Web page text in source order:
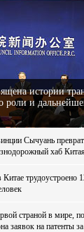
истории
роли и
Сычуань
хаб
трудоустроено
страной в мире,
заявок на патенты